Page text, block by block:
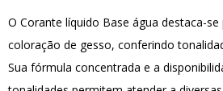
O Corante líquido Base água destaca-
coloração de gesso, conferindo
Sua fórmula concentrada e a